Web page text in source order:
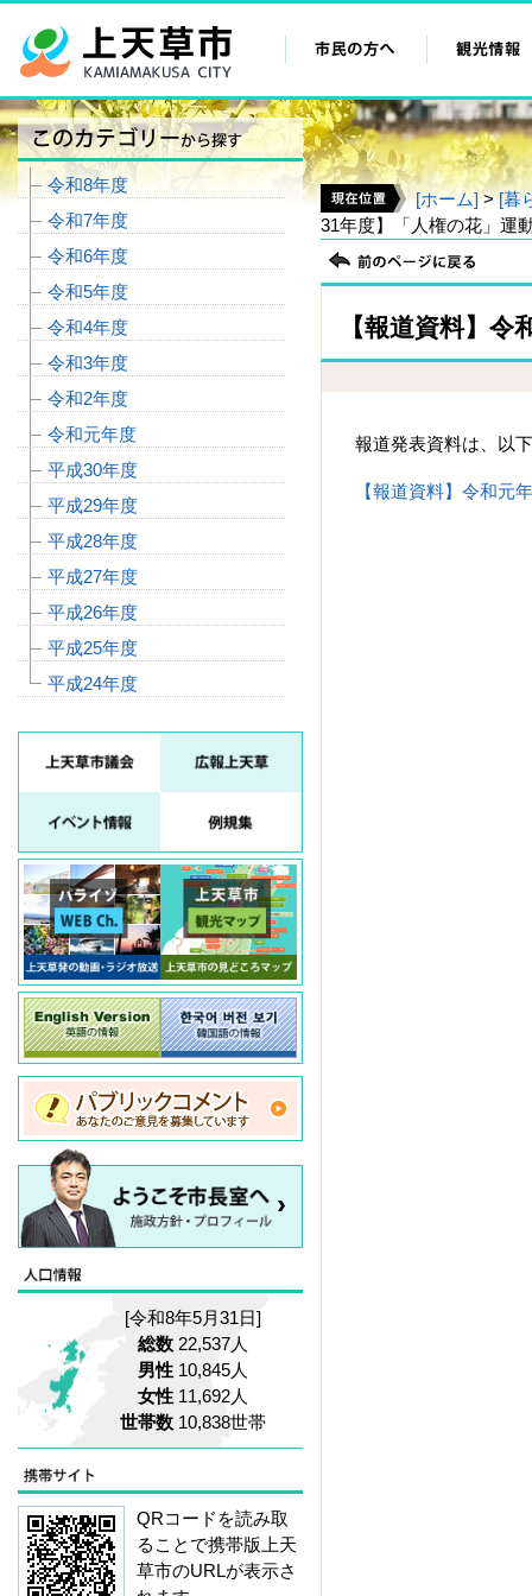
[ホーム]>[暮
31年度】「人権の花」運
【報道資料】
報道発表資料は、以
【報道資料】令和元
令和8年度
令和7年度
令和6年度
令和5年度
令和4年度
令和3年度
令和2年度
令和元年度
平成30年度
平成29年度
平成28年度
平成27年度
平成26年度
平成25年度
平成24年度
[令和8年5月31日]
総数 22,537人
男性 10,845人
女性 11,692人
世帯数 10,838世帯
QRコードを読み取
ることで携帯版上天
草市のURLが表示さ